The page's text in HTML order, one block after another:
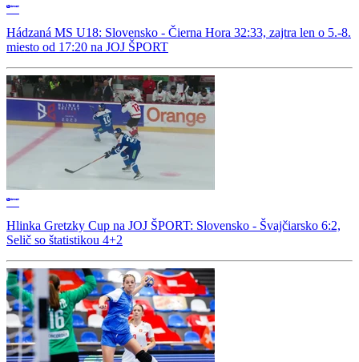
Hádzaná MS U18: Slovensko - Čierna Hora 32:33, zajtra len o 5.-8.
miesto od 17:20 na JOJ ŠPORT
Hlinka Gretzky Cup na JOJ ŠPORT: Slovensko - Švajčiarsko 6:2,
Selič so štatistikou 4+2